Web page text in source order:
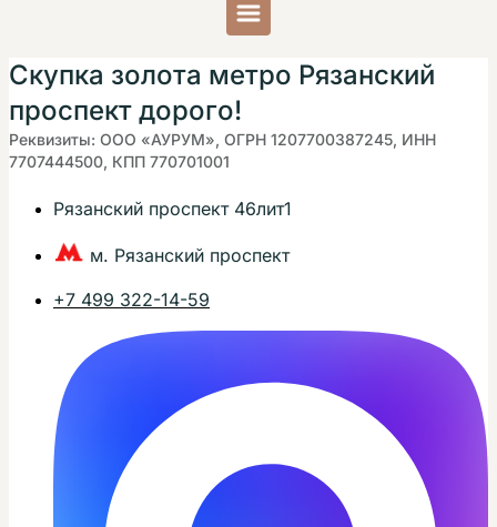
Скупка золота метро Рязанский
проспект дорого!
Реквизиты: ООО «АУРУМ», ОГРН 1207700387245, ИНН
7707444500, КПП 770701001
Рязанский проспект 46лит1
м. Рязанский проспект
+7 499 322-14-59